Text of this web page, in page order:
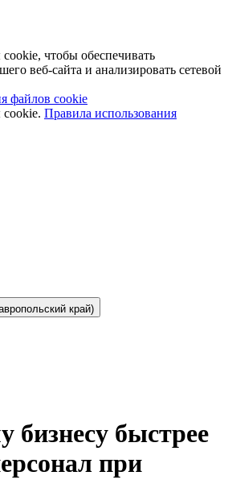
чтобы обеспечивать
веб-сайта и анализировать сетевой
файлов cookie
Правила использования
край)
бизнесу быстрее
при